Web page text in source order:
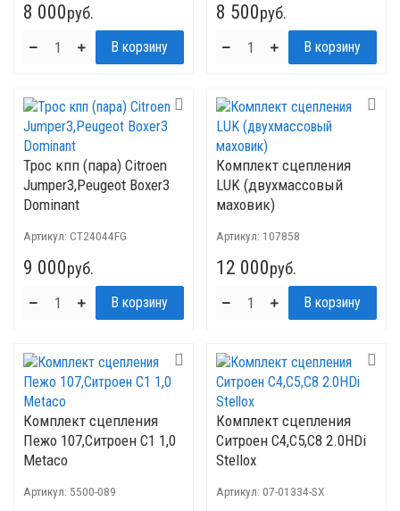
8 000руб. 8 500руб.
Трос кпп (пара) Citroen
Jumper3,Peugeot Boxer3
Dominant
Артикул: CT24044FG
9 000руб.
Комплект сцепления
LUK (двухмассовый
маховик)
Артикул: 107858
12 000руб.
Комплект сцепления
Пежо 107,Ситроен С1 1,0
Metaco
Артикул: 5500-089
Комплект сцепления
Ситроен C4,C5,C8 2.0HDi
Stellox
Артикул: 07-01334-SX